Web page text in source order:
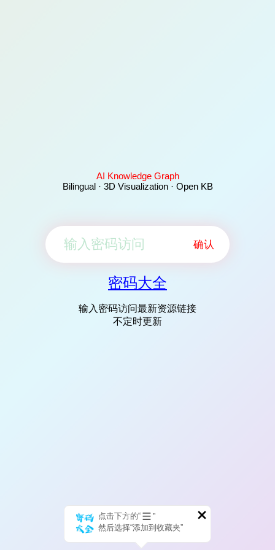
AI Knowledge Graph
Bilingual · 3D Visualization · Open KB
确认
密码大全
输入密码访问最新资源链接
不定时更新
点击下方的“
”
然后选择“添加到收藏夹”